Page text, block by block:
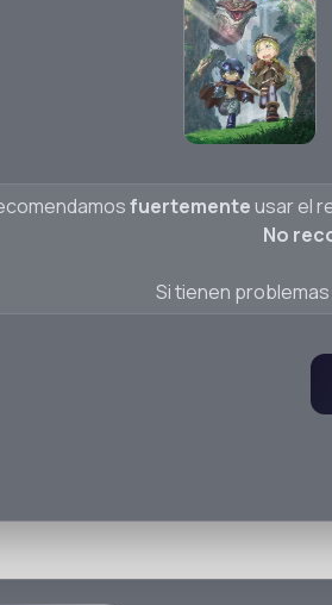
fuertementeusar el
No
Si tienen